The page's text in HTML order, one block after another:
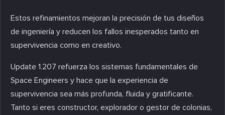
Estos refinamientos mejoran la precisión de tus diseños
de ingeniería y reducen los fallos inesperados tanto en
supervivencia como en creativo.
Update 1.207 refuerza los sistemas fundamentales de
Space Engineers y hace que la experiencia de
supervivencia sea más profunda, fluida y gratificante.
Tanto si eres constructor, explorador o gestor de colonias,